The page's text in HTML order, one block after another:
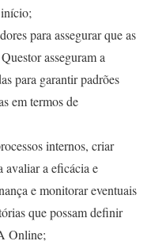
início;
para assegurar que as
asseguram a
para garantir padrões
em termos de
internos, criar
avaliar a eficácia e
e monitorar eventuais
que possam definir
Online;